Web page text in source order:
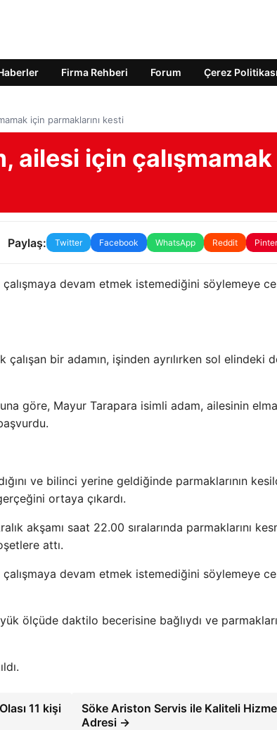
Firma Rehberi Forum Çerez Politikası
için parmaklarını kesti
ailesi için çalışmamak
Paylaş: Twitter Facebook WhatsApp Reddit
çalışmaya devam etmek istemediğini söylemeye
bir adamın, işinden ayrılırken sol elindeki
göre, Mayur Tarapara isimli adam, ailesinin
ve bilinci yerine geldiğinde parmaklarının
ortaya çıkardı.
akşamı saat 22.00 sıralarında parmaklarını
attı.
çalışmaya devam etmek istemediğini söylemeye
ölçüde daktilo becerisine bağlıydı ve
11 kişi
Söke Ariston Servis ile Kaliteli
Adresi →